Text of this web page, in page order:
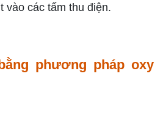
vào các tấm thu điện.
phương pháp oxy